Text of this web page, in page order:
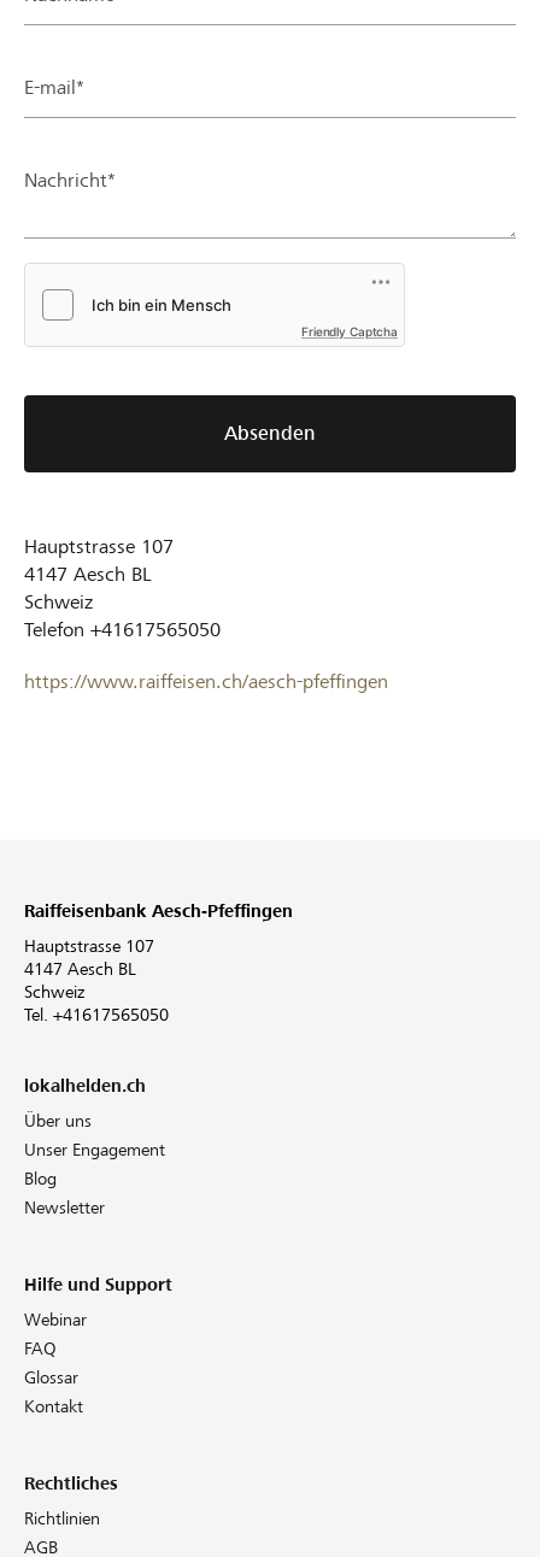
E-mail*
Nachricht*
Friendly Captcha
Absenden
Hauptstrasse 107
4147 Aesch BL
Schweiz
Telefon +41617565050
https://www.raiffeisen.ch/aesch-pfeffingen
Raiffeisenbank Aesch-Pfeffingen
Hauptstrasse 107
4147 Aesch BL
Schweiz
Tel. +41617565050
lokalhelden.ch
Über uns
Unser Engagement
Blog
Newsletter
Hilfe und Support
Webinar
FAQ
Glossar
Kontakt
Rechtliches
Richtlinien
AGB